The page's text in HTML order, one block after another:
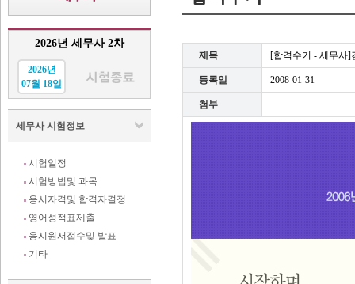
2026년 세무사 2차
2026년
07월 18일
세무사 시험정보
시험일정
시험방법및 과목
응시자격및 합격자결정
영어성적표제출
응시원서접수및 발표
기타
제목 [합격수기 - 세무사]
등록일 2008-01-31
첨부